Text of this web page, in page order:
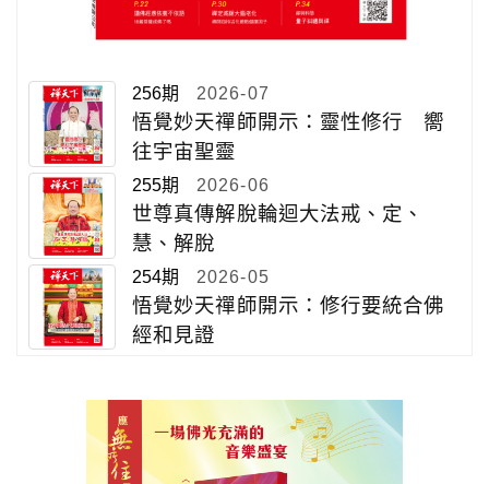
256期 2026-07
悟覺妙天禪師開示：靈性修行 嚮
往宇宙聖靈
255期 2026-06
世尊真傳解脫輪迴大法戒、定、
慧、解脫
254期 2026-05
悟覺妙天禪師開示：修行要統合佛
經和見證